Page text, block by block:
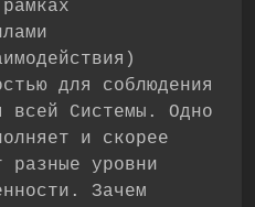
для соблюдения
всей Системы. Одно
и скорее
разные уровни
Зачем